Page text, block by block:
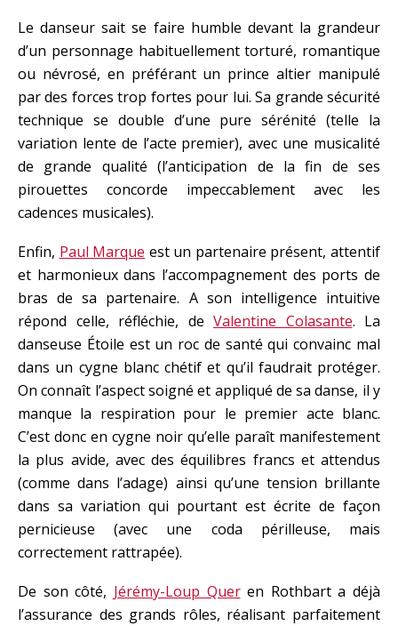
Le danseur sait se faire humble devant la grandeur
d’un personnage habituellement torturé, romantique
ou névrosé, en préférant un prince altier manipulé
par des forces trop fortes pour lui. Sa grande sécurité
technique se double d’une pure sérénité (telle la
variation lente de l’acte premier), avec une musicalité
de grande qualité (l’anticipation de la fin de ses
pirouettes concorde impeccablement avec les
cadences musicales).
Enfin, Paul Marque est un partenaire présent, attentif
et harmonieux dans l’accompagnement des ports de
bras de sa partenaire. A son intelligence intuitive
répond celle, réfléchie, de Valentine Colasante. La
danseuse Étoile est un roc de santé qui convainc mal
dans un cygne blanc chétif et qu’il faudrait protéger.
On connaît l’aspect soigné et appliqué de sa danse, il y
manque la respiration pour le premier acte blanc.
C’est donc en cygne noir qu’elle paraît manifestement
la plus avide, avec des équilibres francs et attendus
(comme dans l’adage) ainsi qu’une tension brillante
dans sa variation qui pourtant est écrite de façon
pernicieuse (avec une coda périlleuse, mais
correctement rattrapée).
De son côté, Jérémy-Loup Queren Rothbart a déjà
l’assurance des grands rôles, réalisant parfaitement